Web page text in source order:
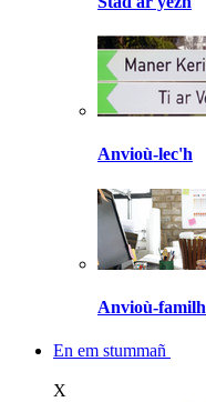
Anvioù-lec'h
Anvioù-familh
En em stummañ
X